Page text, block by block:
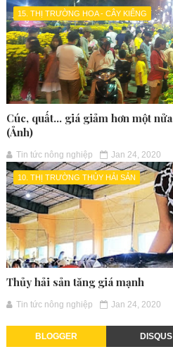
15. THỊ TRƯỜNG HOA - CÂY KIỂNG
Cúc, quất... giá giảm hơn một
(Ảnh)
Tin tức nông nghiệp Jan 24, 2020
10. THỊ TRƯỜNG THỦY HẢI SẢN
Thủy hải sản tăng giá mạnh
Tin tức nông nghiệp Jan 24, 2020
BLOGGER DISQUS